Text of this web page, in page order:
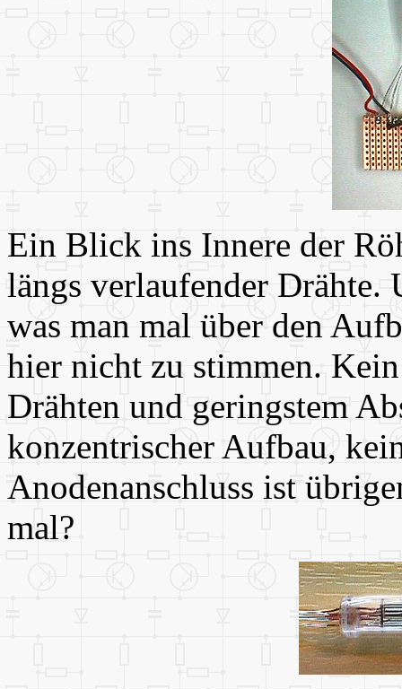
Ein Blick ins Innere der
längs verlaufender
was man mal über den
hier nicht zu stimmen.
Drähten und geringstem
konzentrischer Aufbau,
Anodenanschluss ist
mal?